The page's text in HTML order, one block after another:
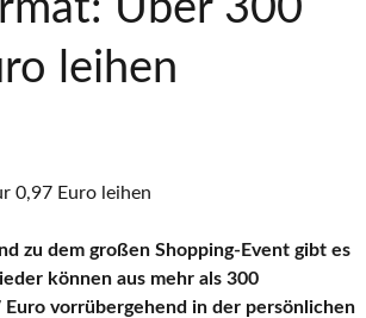
leihen
zu dem großen Shopping-Event gibt es
können aus mehr als 300
vorrübergehend in der persönlichen